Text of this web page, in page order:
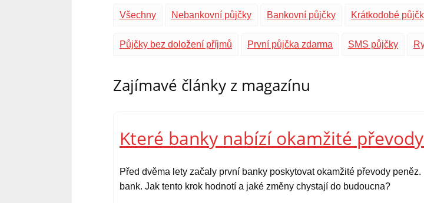
Všechny Nebankovní půjčky Bankovní půjčky Krátkodobé
Půjčky bez doložení příjmů První půjčka zdarma SMS půjčky
Zajímavé články z magazínu
Které banky nabízí okamžité
Před dvěma lety začaly první banky poskytovat okamžité převody
bank. Jak tento krok hodnotí a jaké změny chystají do budoucna?